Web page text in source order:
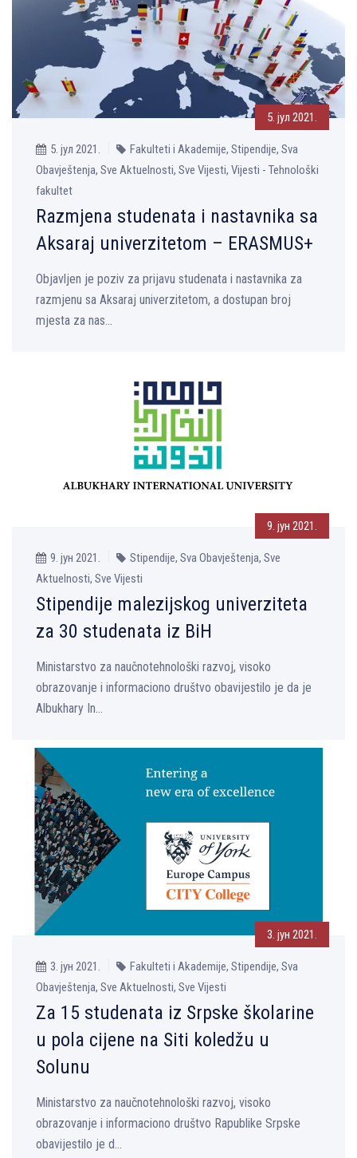
5. јул 2021.
5. јул 2021.
Fakulteti i Akademije, Stipendije, Sva
Obavještenja, Sve Aktuelnosti, Sve Vijesti, Vijesti - Tehnološki
fakultet
Razmjena studenata i nastavnika sa
Aksaraj univerzitetom – ERASMUS+
Objavljen je poziv za prijavu studenata i nastavnika za
razmjenu sa Aksaraj univerzitetom, a dostupan broj
mjesta za nas...
9. јун 2021.
9. јун 2021.
Stipendije, Sva Obavještenja, Sve
Aktuelnosti, Sve Vijesti
Stipendije malezijskog univerziteta
za 30 studenata iz BiH
Ministarstvo za naučnotehnološki razvoj, visoko
obrazovanje i informaciono društvo obavijestilo je da je
Albukhary In...
3. јун 2021.
3. јун 2021.
Fakulteti i Akademije, Stipendije, Sva
Obavještenja, Sve Aktuelnosti, Sve Vijesti
Za 15 studenata iz Srpske školarine
u pola cijene na Siti koledžu u
Solunu
Ministarstvo za naučnotehnološki razvoj, visoko
obrazovanje i informaciono društvo Rapublike Srpske
obavijestilo je d...